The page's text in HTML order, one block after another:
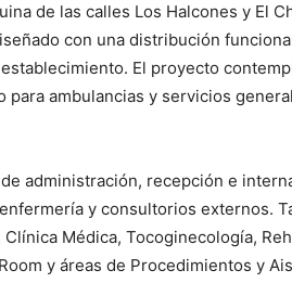
de las calles Los Halcones y El
con una distribución
El proyecto
ambulancias y servicios
administración, recepción e
y consultorios externos.
Médica, Tocoginecología,
y áreas de Procedimientos y